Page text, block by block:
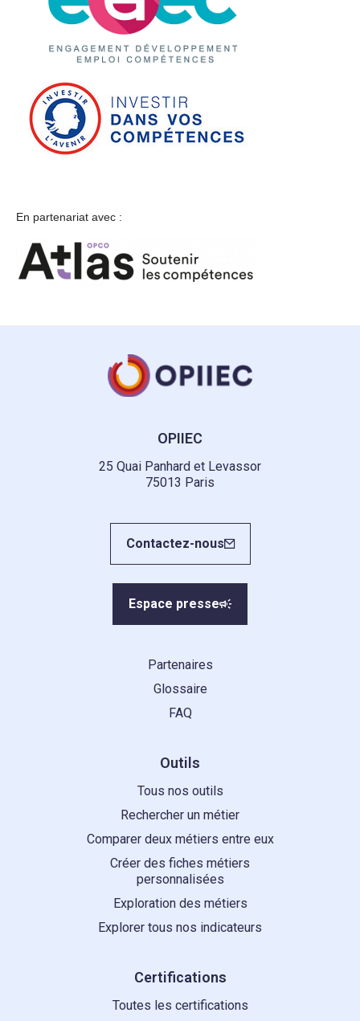
En partenariat avec :
OPIIEC
25 Quai Panhard et Levassor
75013 Paris
Contactez-nous
Espace presse
Partenaires
Glossaire
FAQ
Outils
Tous nos outils
Rechercher un métier
Comparer deux métiers entre eux
Créer des fiches métiers
personnalisées
Exploration des métiers
Explorer tous nos indicateurs
Certifications
Toutes les certifications